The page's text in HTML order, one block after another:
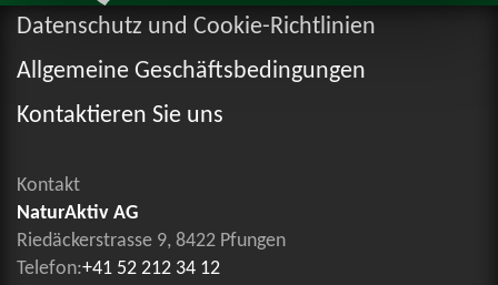
Datenschutz und Cookie-Richtlinien
Allgemeine Geschäftsbedingungen
Kontaktieren Sie uns
Kontakt
NaturAktiv AG
Riedäckerstrasse 9, 8422 Pfungen
Telefon:+41 52 212 34 12